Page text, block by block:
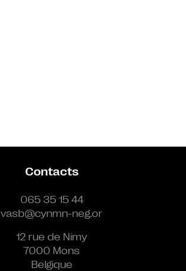
Contacts
065 35 15 44
vasb@cynmn-neg.or
12 rue de Nimy
7000 Mons
Belgique